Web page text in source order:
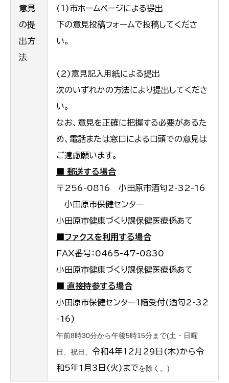
意見
の提
出方
法
(1)市ホームページによる提出
下の意見投稿フォームで投稿してくださ
い。
(2)意見記入用紙による提出
次のいずれかの方法により提出してくださ
い。
なお、意見を正確に把握する必要があるた
め、電話または窓口による口頭での意見は
ご遠慮願います。
■ 郵送する場合
〒256-0816 小田原市酒匂2-32-16
小田原市保健センター
小田原市健康づくり課保健医療係あて
■ファクスを利用する場合
FAX番号：0465-47-0830
小田原市健康づくり課保健医療係あて
■ 直接持参する場合
小田原市保健センター1階受付(酒匂2-32
-16)
午前8時30分から午後5時15分まで(土・日曜
日、祝日、 令和4年12月29日(木)から令
和5年1月3日(火)までを除く。)